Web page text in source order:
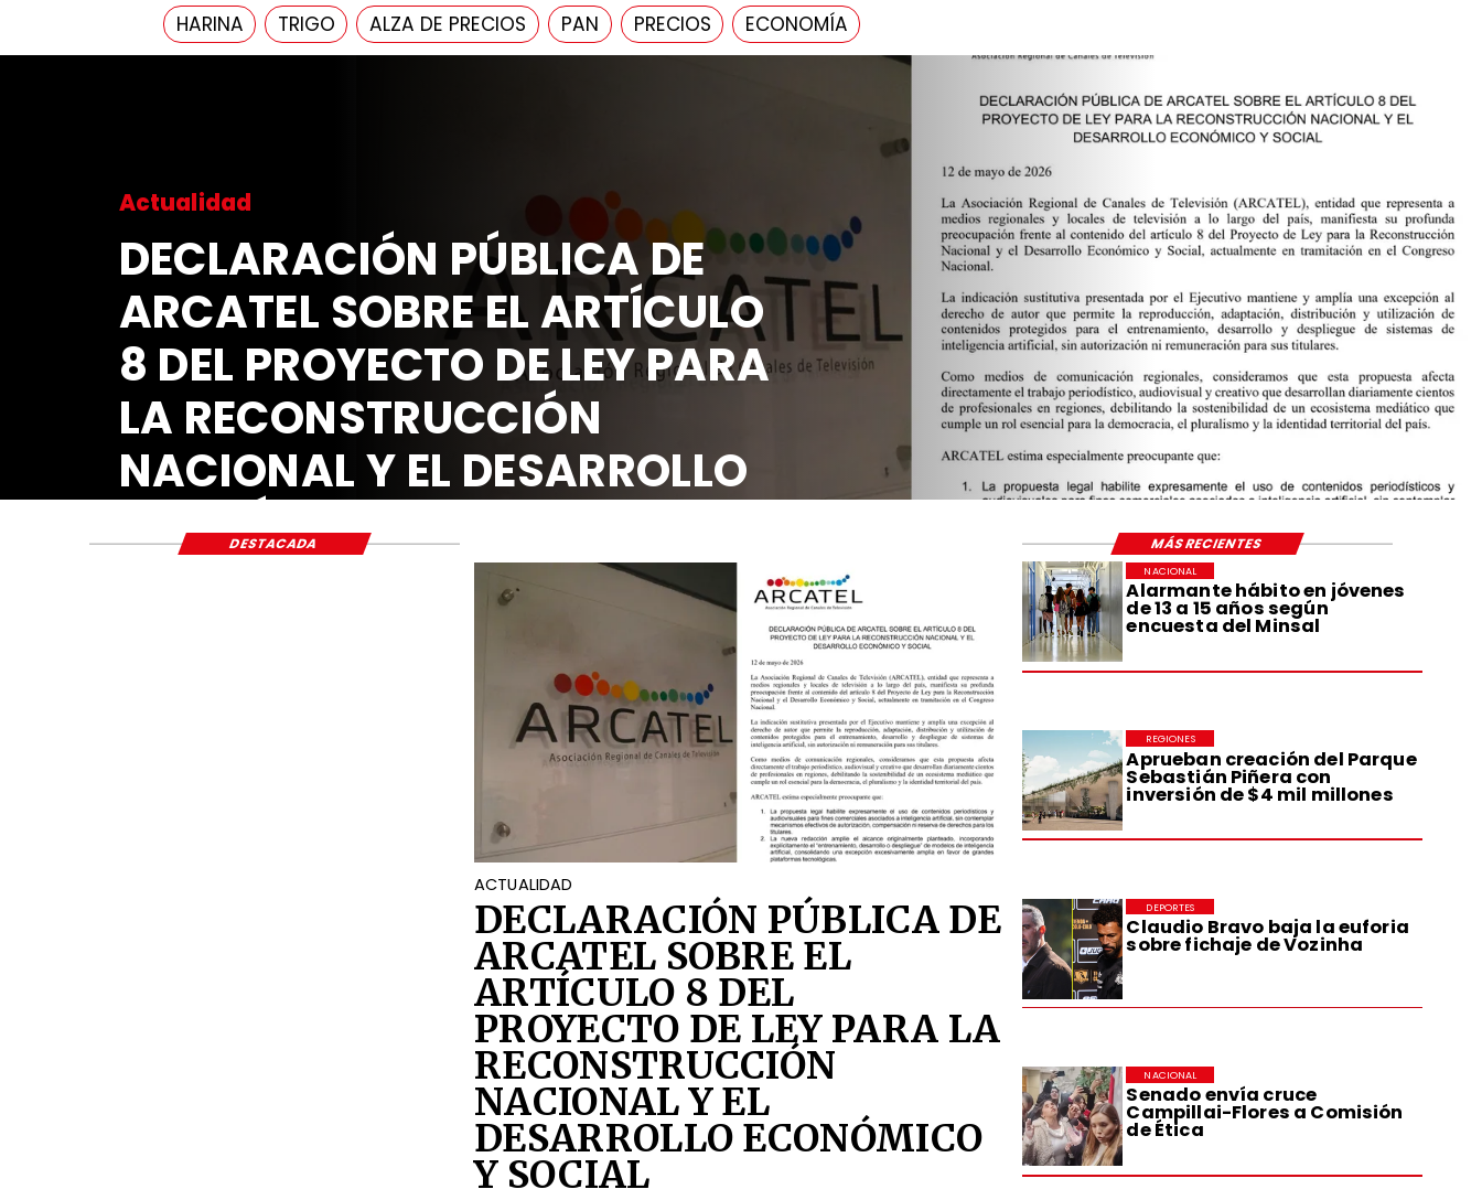
HARINA TRIGO ALZA DE PRECIOS PAN PRECIOS ECONOMÍA
Actualidad
DECLARACIÓN PÚBLICA DE
ARCATEL SOBRE EL ARTÍCULO
8 DEL PROYECTO DE LEY PARA
LA RECONSTRUCCIÓN
NACIONAL Y EL DESARROLLO
ECONÓMICO Y SOCIAL
Alarmante hábito en jóvenes
de 13 a 15 años según
encuesta del Minsal
NACIONAL
Aprueban creación del Parque
Sebastián Piñera con
inversión de $4 mil millones
REGIONES
Claudio Bravo baja la euforia
sobre fichaje de Vozinha
DEPORTES
Senado envía cruce
Campillai-Flores a Comisión
de Ética
NACIONAL
ACTUALIDAD
DECLARACIÓN PÚBLICA DE
ARCATEL SOBRE EL
ARTÍCULO 8 DEL
PROYECTO DE LEY PARA LA
RECONSTRUCCIÓN
NACIONAL Y EL
DESARROLLO ECONÓMICO
Y SOCIAL
DESTACADA MÁS RECIENTES